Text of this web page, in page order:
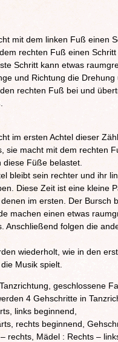
mit dem linken Fuß einen
rechten Fuß einen
Schritt kann etwas
und Richtung die
rechten Fuß bei und
im ersten Achtel dieser
sie macht mit dem rechten
diese Füße belastet.
bleibt sein rechter und ihr
Diese Zeit ist eine kleine
im ersten. Der Bursch
machen einen etwas
Anschließend folgen die
wiederholt, wie in den
Musik spielt.
geschlossene
4 Gehschritte in
links beginnend,
rechts beginnend,
rechts, Mädel : Rechts –